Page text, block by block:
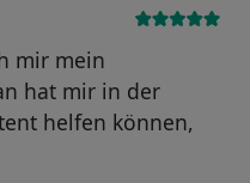
mir mein
hat mir in der
helfen können,